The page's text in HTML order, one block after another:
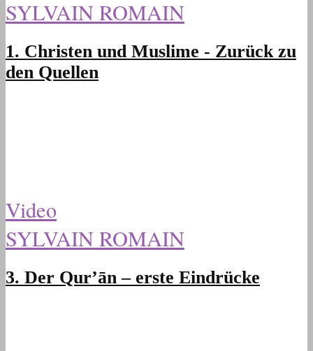
SYLVAIN ROMAIN
1. Christen und Muslime - Zurück zu
den Quellen
Video
SYLVAIN ROMAIN
3. Der Qur’ān – erste Eindrücke